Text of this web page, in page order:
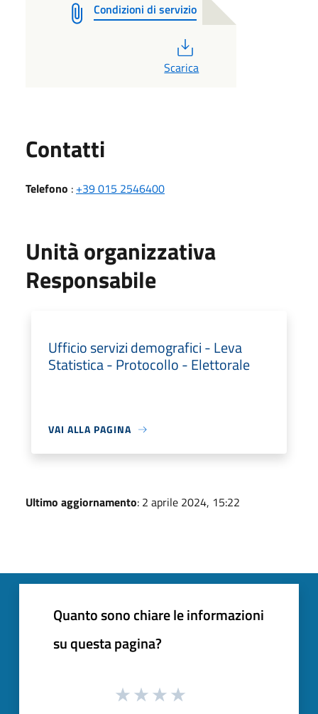
Condizioni di servizio
Scarica
Contatti
Telefono : +39 015 2546400
Unità organizzativa
Responsabile
Ufficio servizi demografici - Leva
Statistica - Protocollo - Elettorale
VAI ALLA PAGINA
Ultimo aggiornamento: 2 aprile 2024, 15:22
Quanto sono chiare le informazioni
su questa pagina?